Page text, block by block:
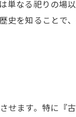
単なる祀りの場
史を知ることで
せます。特に『